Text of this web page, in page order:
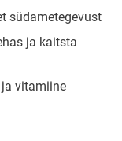
südametegevust
ja kaitsta
vitamiine